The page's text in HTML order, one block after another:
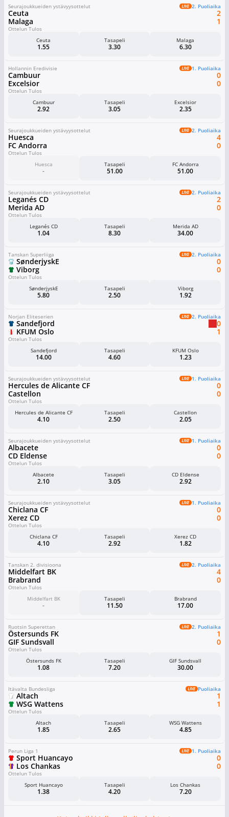
Seurajoukkueiden ystävyysottelut 2. Puoliaika
Ceuta
Malaga
2
1
Ottelun Tulos
Ceuta
1.55
Tasapeli
3.30
Malaga
6.30
Hollannin Eredivisie 1. Puoliaika
Cambuur
Excelsior
0
0
Ottelun Tulos
Cambuur
2.92
Tasapeli
3.05
Excelsior
2.35
Seurajoukkueiden ystävyysottelut 2. Puoliaika
Huesca
FC Andorra
4
0
Ottelun Tulos
Huesca
-
Tasapeli
51.00
FC Andorra
51.00
Seurajoukkueiden ystävyysottelut 2. Puoliaika
Leganés CD
Merida AD
2
0
Ottelun Tulos
Leganés CD
1.04
Tasapeli
8.30
Merida AD
34.00
Tanskan Superliiga 2. Puoliaika
SønderjyskE
Viborg
0
0
Ottelun Tulos
SønderjyskE
5.80
Tasapeli
2.50
Viborg
1.92
Norjan Eliteserien 2. Puoliaika
Sandefjord
KFUM Oslo
0
1
Ottelun Tulos
Sandefjord
14.00
Tasapeli
4.60
KFUM Oslo
1.23
Seurajoukkueiden ystävyysottelut 1. Puoliaika
Hercules de Alicante CF
Castellon
0
0
Ottelun Tulos
Hercules de Alicante CF
4.10
Tasapeli
2.50
Castellon
2.05
Seurajoukkueiden ystävyysottelut 1. Puoliaika
Albacete
CD Eldense
0
0
Ottelun Tulos
Albacete
2.10
Tasapeli
3.05
CD Eldense
2.92
Seurajoukkueiden ystävyysottelut 1. Puoliaika
Chiclana CF
Xerez CD
0
0
Ottelun Tulos
Chiclana CF
4.10
Tasapeli
2.92
Xerez CD
1.82
Tanskan 2. divisioona 2. Puoliaika
Middelfart BK
Brabrand
4
0
Ottelun Tulos
Middelfart BK
-
Tasapeli
11.50
Brabrand
17.00
Ruotsin Superettan 2. Puoliaika
Östersunds FK
GIF Sundsvall
1
0
Ottelun Tulos
Östersunds FK
1.08
Tasapeli
7.20
GIF Sundsvall
30.00
Itävalta Bundesliga Puoliaika
Altach
WSG Wattens
1
1
Ottelun Tulos
Altach
1.85
Tasapeli
2.65
WSG Wattens
4.85
Perun Liga 1 1. Puoliaika
Sport Huancayo
Los Chankas
0
0
Ottelun Tulos
Sport Huancayo
1.38
Tasapeli
4.20
Los Chankas
7.20